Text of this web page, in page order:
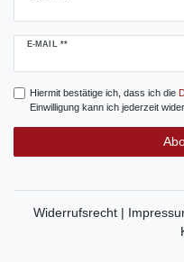
E-MAIL **
Newsletter
Hiermit bestätige ich, dass ich die
Einwilligung kann ich jederzeit
Widerrufsrecht |